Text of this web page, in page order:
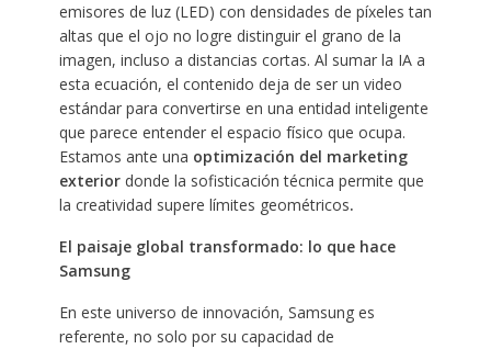
emisores de luz (LED) con densidades de píxeles tan
altas que el ojo no logre distinguir el grano de la
imagen, incluso a distancias cortas. Al sumar la IA a
esta ecuación, el contenido deja de ser un video
estándar para convertirse en una entidad inteligente
que parece entender el espacio físico que ocupa.
Estamos ante una optimización del marketing
exteriordonde la sofisticación técnica permite que
la creatividad supere límites geométricos.
El paisaje global transformado: lo que hace
Samsung
En este universo de innovación, Samsung es
referente, no solo por su capacidad de